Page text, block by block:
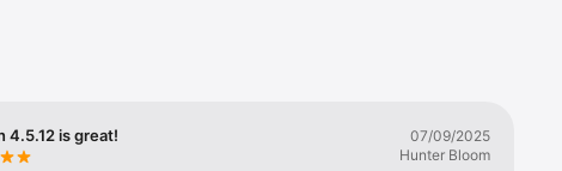
網路供應商與
4.5.12 is great!
07/09/2025
Hunter Bloom